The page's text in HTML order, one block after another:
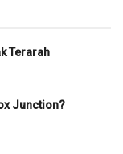
Terarah
Junction?